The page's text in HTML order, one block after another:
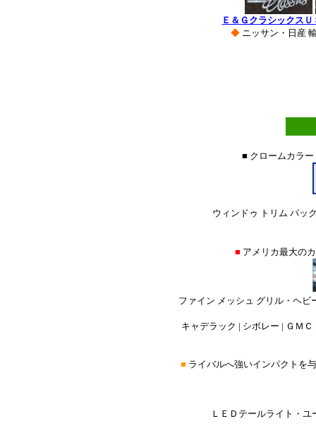
Ｅ＆ＧクラシックスＵ
◆ ニッサン・日産
■ クロームカラ
ウィンドゥ トリム パッ
■ アメリカ最大の
ファイン メッシュ グリル・ヘ
キャデラック | シボレー | ＧＭ
■ ライバルへ強いインパクトを
ＬＥＤテールライト・